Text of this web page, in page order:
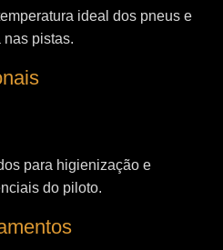
ideal dos pneus e
pistas.
para higienização e
do piloto.